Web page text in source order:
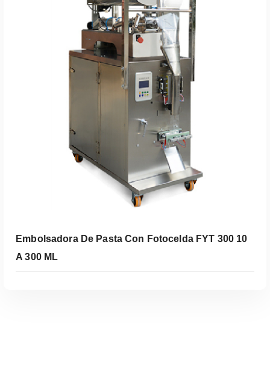
AÑADIR AL CARRITO
Embolsadora De Pasta Con Fotocelda FYT 300 10
A 300 ML